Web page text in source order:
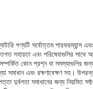
পণ্যটি সর্বোত্তম পারফরম্যান্স
সহায়তা এবং পরিষেবাগুলির সাথে
কোন প্রশ্ন বা সমস্যাগুলির
সমাধান এবং রক্ষণাবেক্ষণ সহ।
দুর্বলতা সমাধানের জন্য নিয়মিত